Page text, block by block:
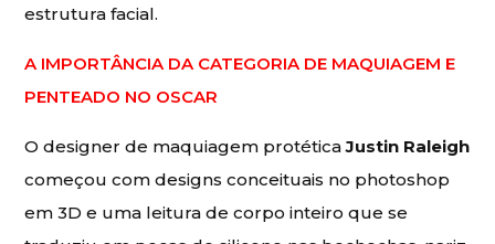
estrutura facial.
A IMPORTÂNCIA DA CATEGORIA DE MAQUIAGEM E
PENTEADO NO OSCAR
O designer de maquiagem protéticaJustin Raleigh
começou com designs conceituais no photoshop
em 3D e uma leitura de corpo inteiro que se